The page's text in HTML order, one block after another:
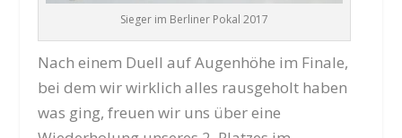
Sieger im Berliner Pokal 2017
Nach einem Duell auf Augenhöhe im Finale,
bei dem wir wirklich alles rausgeholt haben
was ging, freuen wir uns über eine